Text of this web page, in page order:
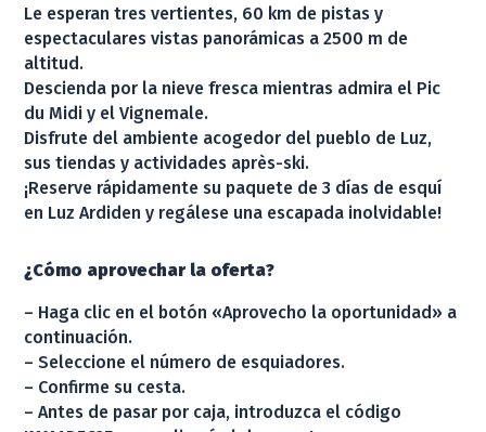
Le esperan tres vertientes, 60 km de pistas y
espectaculares vistas panorámicas a 2500 m de
altitud.
Descienda por la nieve fresca mientras admira el Pic
du Midi y el Vignemale.
Disfrute del ambiente acogedor del pueblo de Luz,
sus tiendas y actividades après-ski.
¡Reserve rápidamente su paquete de 3 días de esquí
en Luz Ardiden y regálese una escapada inolvidable!
¿Cómo aprovechar la oferta?
– Haga clic en el botón «Aprovecho la oportunidad» a
continuación.
– Seleccione el número de esquiadores.
– Confirme su cesta.
– Antes de pasar por caja, introduzca el código